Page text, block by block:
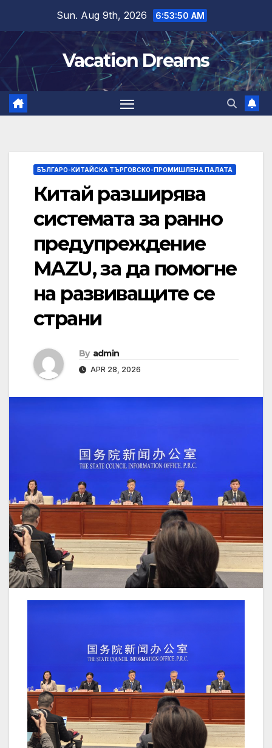
content
Sun. Aug 9th, 2026 6:53:51 AM
Vacation Dreams
БЪЛГАРО-КИТАЙСКА ТЪРГОВСКО-ПРОМИШЛЕНА ПАЛАТА
Китай разширява
системата за ранно
предупреждение
MAZU, за да помогне
на развиващите се
страни
By admin
APR 28, 2026